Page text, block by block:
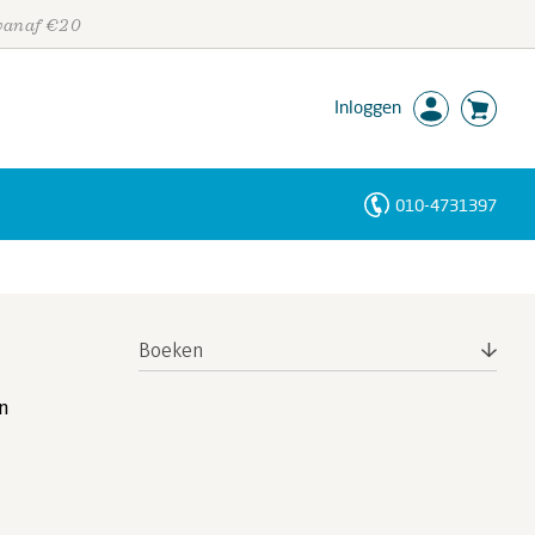
€20
Inloggen
010-4731397
Boeken
Personen